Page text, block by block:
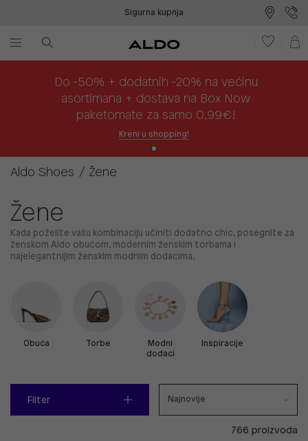
Sigurna kupnja
Do -50% + dodatnih -20% na većinu
asortimana + dostava na Box Now
paketomate za samo 0,99€!
Kreni u shopping!
Aldo Shoes Žene
Žene
Kada poželite vašu kombinaciju učiniti dodatno chic, posegnite za
ženskom Aldo obućom, modernim ženskim torbama i
najelegantnijim ženskim modnim dodacima.
Obuća Torbe
Modni
dodaci
Inspiracije
Filter
766 proizvoda